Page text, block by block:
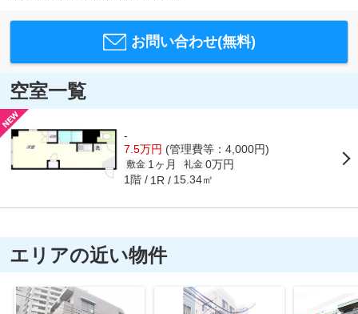
お問い合わせ(無料)
空室一覧
-
7.5万円 (管理費等：4,000円)
敷金 1ヶ月 礼金 0万円
1階 1R 15.34㎡
エリアの近い物件